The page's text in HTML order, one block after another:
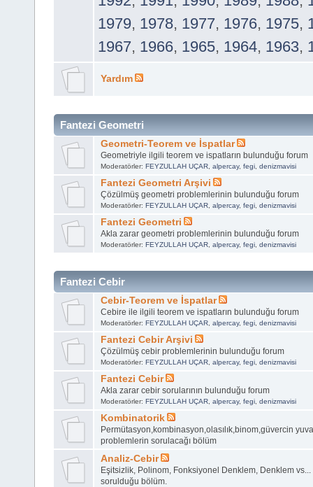
1979, 1978, 1977, 1976, 1975,
1967, 1966, 1965, 1964, 1963,
Yardım
Fantezi Geometri
Geometri-Teorem ve İspatlar
Geometriyle ilgili teorem ve ispatların bulunduğu forum
Moderatörler: FEYZULLAH UÇAR, alpercay, fegi, denizmavisi
Fantezi Geometri Arşivi
Çözülmüş geometri problemlerinin bulunduğu forum
Moderatörler: FEYZULLAH UÇAR, alpercay, fegi, denizmavisi
Fantezi Geometri
Akla zarar geometri problemlerinin bulunduğu forum
Moderatörler: FEYZULLAH UÇAR, alpercay, fegi, denizmavisi
Fantezi Cebir
Cebir-Teorem ve İspatlar
Cebire ile ilgili teorem ve ispatların bulunduğu forum
Moderatörler: FEYZULLAH UÇAR, alpercay, fegi, denizmavisi
Fantezi Cebir Arşivi
Çözülmüş cebir problemlerinin bulunduğu forum
Moderatörler: FEYZULLAH UÇAR, alpercay, fegi, denizmavisi
Fantezi Cebir
Akla zarar cebir sorularının bulunduğu forum
Moderatörler: FEYZULLAH UÇAR, alpercay, fegi, denizmavisi
Kombinatorik
Permütasyon,kombinasyon,olasılık,binom,güvercin
problemlerin sorulacağı bölüm
Analiz-Cebir
Eşitsizlik, Polinom, Fonksiyonel Denklem, Denklem
sorulduğu bölüm.